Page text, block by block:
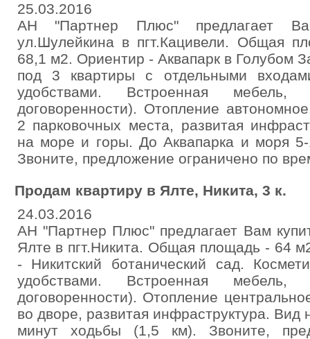
25.03.2016
АН "Партнер Плюс" предлагает
ул.Шулейкина в пгт.Кацивели. Общая
68,1 м2. Ориентир - Аквапарк в Голубом
под 3 квартиры с отдельными
удобствами. Встроенная
договоренности). Отопление
2 парковочных места, развитая
на море и горы. До Аквапарка и моря
Звоните, предложение ограничено по
Продам квартиру в Ялте, Никита, 3 к.
24.03.2016
АН "Партнер Плюс" предлагает Вам
Ялте в пгт.Никита. Общая площадь - 64
- Никитский ботанический сад.
удобствами. Встроенная
договоренности). Отопление
во дворе, развитая инфраструктура.
минут ходьбы (1,5 км). Звоните,